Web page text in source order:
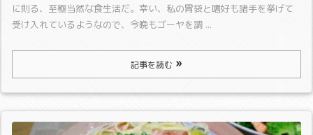
に則る、至極当然な食生活だ。 幸い、私の胃袋と嗜好も諸手を挙げて
受け入れているようなので、今晩もゴーヤを調 ...
記事を読む